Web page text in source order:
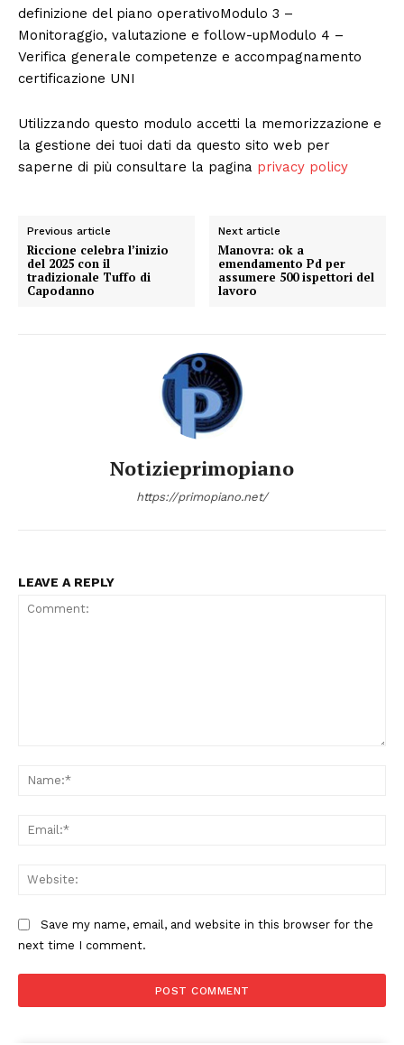
definizione del piano operativoModulo 3 –
Monitoraggio, valutazione e follow-upModulo 4 –
Verifica generale competenze e accompagnamento
certificazione UNI
Utilizzando questo modulo accetti la memorizzazione e
la gestione dei tuoi dati da questo sito web per
saperne di più consultare la pagina privacy policy
Previous article
Riccione celebra l’inizio
del 2025 con il
tradizionale Tuffo di
Capodanno
Next article
Manovra: ok a
emendamento Pd per
assumere 500 ispettori del
lavoro
Notizieprimopiano
https://primopiano.net/
LEAVE A REPLY
Save my name, email, and website in this browser for the
next time I comment.